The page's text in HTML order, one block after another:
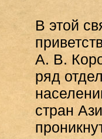
В этой
А. В.
ряд
стран